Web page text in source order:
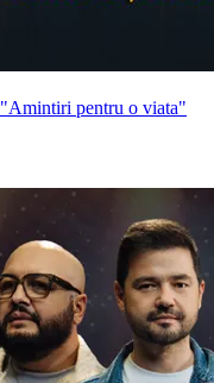
"Amintiri pentru o viata"